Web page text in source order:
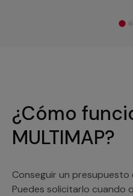
¿Cómo
MULTIMAP?
Conseguir un presupuesto
Puedes solicitarlo cuando